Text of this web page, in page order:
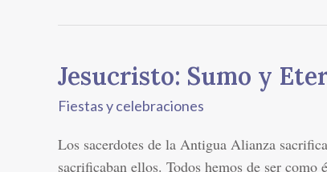
Jesucristo: Sumo y
Fiestas y celebraciones
Los sacerdotes de la Antigua Alianza
sacrificaban ellos. Todos hemos de ser
Jesucristo:
y
Eterno
Sacerdote